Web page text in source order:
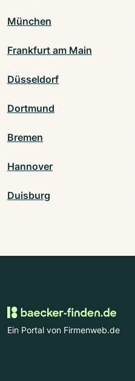
München
Frankfurt am Main
Düsseldorf
Dortmund
Bremen
Hannover
Duisburg
Ein Portal von Firmenweb.de